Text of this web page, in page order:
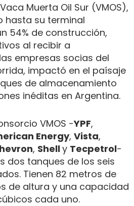
Muerta Oil Sur (VMOS),
hasta su terminal
54% de construcción,
al recibir a
empresas socias del
impactó en el paísaje
de almacenamiento
inéditas en Argentina.
VMOS -YPF,
Energy, Vista,
, Shelly Tecpetrol-
dos tanques de los seis
Tienen 82 metros de
de altura y una capacidad
cada uno.